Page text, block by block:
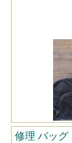
修理 バッ